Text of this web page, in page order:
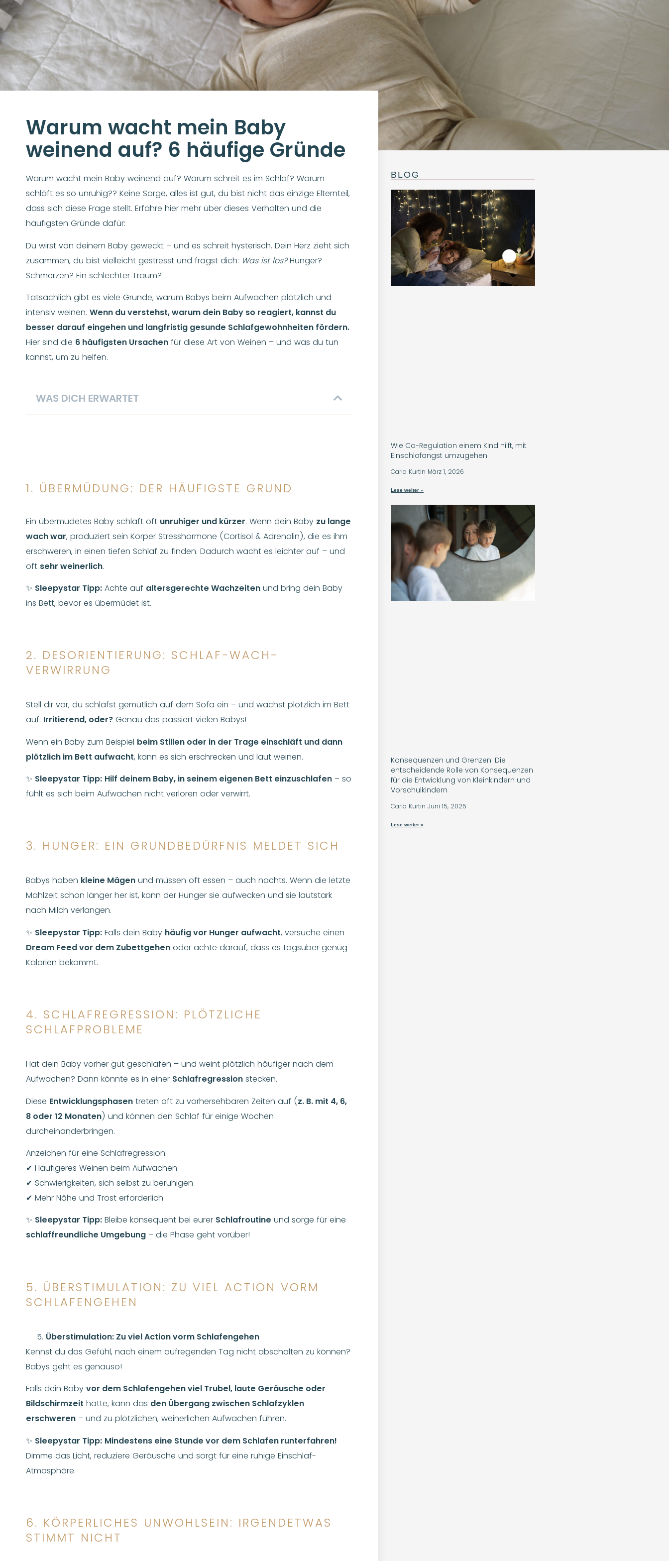
Warum wacht mein Baby
weinend auf? 6 häufige Gründe
Warum wacht mein Baby weinend auf? Warum schreit es im Schlaf? Warum
schläft es so unruhig?? Keine Sorge, alles ist gut, du bist nicht das einzige Elternteil,
dass sich diese Frage stellt. Erfahre hier mehr über dieses Verhalten und die
häufigsten Gründe dafür:
Du wirst von deinem Baby geweckt – und es schreit hysterisch. Dein Herz zieht sich
zusammen, du bist vielleicht gestresst und fragst dich: Was ist los?Hunger?
Schmerzen? Ein schlechter Traum?
Tatsächlich gibt es viele Gründe, warum Babys beim Aufwachen plötzlich und
intensiv weinen. Wenn du verstehst, warum dein Baby so reagiert, kannst du
besser darauf eingehen und langfristig gesunde Schlafgewohnheiten fördern.
Hier sind die 6 häufigsten Ursachen für diese Art von Weinen – und was du tun
kannst, um zu helfen.
WAS DICH ERWARTET
1. ÜBERMÜDUNG: DER HÄUFIGSTE GRUND
Ein übermüdetes Baby schläft oft unruhiger und kürzer. Wenn dein Baby zu lange
wach war, produziert sein Körper Stresshormone (Cortisol & Adrenalin), die es ihm
erschweren, in einen tiefen Schlaf zu finden. Dadurch wacht es leichter auf – und
oft sehr weinerlich.
✨ Sleepystar Tipp: Achte auf altersgerechte Wachzeiten und bring dein Baby
ins Bett, bevor es übermüdet ist.
2. DESORIENTIERUNG: SCHLAF-WACH-
VERWIRRUNG
Stell dir vor, du schläfst gemütlich auf dem Sofa ein – und wachst plötzlich im Bett
auf. Irritierend, oder? Genau das passiert vielen Babys!
Wenn ein Baby zum Beispiel beim Stillen oder in der Trage einschläft und dann
plötzlich im Bett aufwacht, kann es sich erschrecken und laut weinen.
✨ Sleepystar Tipp: Hilf deinem Baby, in seinem eigenen Bett einzuschlafen – so
fühlt es sich beim Aufwachen nicht verloren oder verwirrt.
3. HUNGER: EIN GRUNDBEDÜRFNIS MELDET SICH
Babys haben kleine Mägen und müssen oft essen – auch nachts. Wenn die letzte
Mahlzeit schon länger her ist, kann der Hunger sie aufwecken und sie lautstark
nach Milch verlangen.
✨ Sleepystar Tipp: Falls dein Baby häufig vor Hunger aufwacht, versuche einen
Dream Feed vor dem Zubettgehen oder achte darauf, dass es tagsüber genug
Kalorien bekommt.
4. SCHLAFREGRESSION: PLÖTZLICHE
SCHLAFPROBLEME
Hat dein Baby vorher gut geschlafen – und weint plötzlich häufiger nach dem
Aufwachen? Dann könnte es in einer Schlafregression stecken.
Diese Entwicklungsphasen treten oft zu vorhersehbaren Zeiten auf (z. B. mit 4, 6,
8 oder 12 Monaten) und können den Schlaf für einige Wochen
durcheinanderbringen.
Anzeichen für eine Schlafregression:
✔ Häufigeres Weinen beim Aufwachen
✔ Schwierigkeiten, sich selbst zu beruhigen
✔ Mehr Nähe und Trost erforderlich
✨ Sleepystar Tipp: Bleibe konsequent bei eurer Schlafroutine und sorge für eine
schlaffreundliche Umgebung – die Phase geht vorüber!
5. ÜBERSTIMULATION: ZU VIEL ACTION VORM
SCHLAFENGEHEN
Überstimulation: Zu viel Action vorm Schlafengehen
Kennst du das Gefühl, nach einem aufregenden Tag nicht abschalten zu können?
Babys geht es genauso!
Falls dein Baby vor dem Schlafengehen viel Trubel, laute Geräusche oder
Bildschirmzeit hatte, kann das den Übergang zwischen Schlafzyklen
erschweren – und zu plötzlichen, weinerlichen Aufwachen führen.
✨ Sleepystar Tipp: Mindestens eine Stunde vor dem Schlafen runterfahren!
Dimme das Licht, reduziere Geräusche und sorgt für eine ruhige Einschlaf-
Atmosphäre.
6. KÖRPERLICHES UNWOHLSEIN: IRGENDETWAS
STIMMT NICHT
BLOG
Wie Co-Regulation einem Kind hilft, mit
Einschlafangst umzugehen
Carla Kurtin März 1, 2026
Lese weiter »
Konsequenzen und Grenzen: Die
entscheidende Rolle von Konsequenzen
für die Entwicklung von Kleinkindern und
Vorschulkindern
Carla Kurtin Juni 15, 2025
Lese weiter »